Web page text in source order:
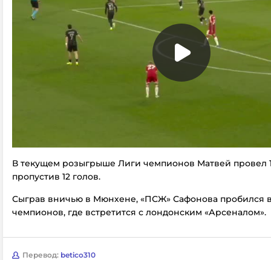
В текущем розыгрыше Лиги чемпионов Матвей провел
пропустив 12 голов.
Сыграв вничью в Мюнхене, «ПСЖ» Сафонова пробился
чемпионов, где встретится с лондонским «Арсеналом».
Перевод: betico310